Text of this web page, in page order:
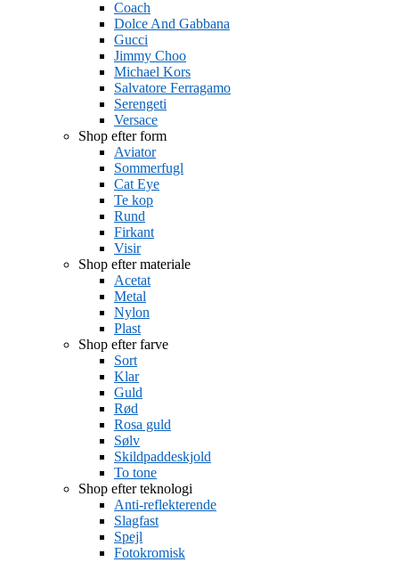
Coach
Dolce And Gabbana
Gucci
Jimmy Choo
Michael Kors
Salvatore Ferragamo
Serengeti
Versace
Shop efter form
Aviator
Sommerfugl
Cat Eye
Te kop
Rund
Firkant
Visir
Shop efter materiale
Acetat
Metal
Nylon
Plast
Shop efter farve
Sort
Klar
Guld
Rød
Rosa guld
Sølv
Skildpaddeskjold
To tone
Shop efter teknologi
Anti-reflekterende
Slagfast
Spejl
Fotokromisk